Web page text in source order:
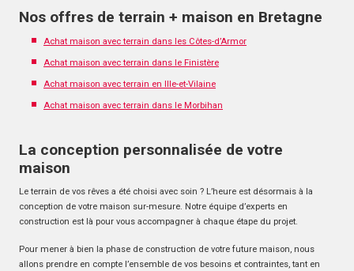
Nos offres de terrain + maison en Bretagne
Achat maison avec terrain dans les Côtes-d’Armor
Achat maison avec terrain dans le Finistère
Achat maison avec terrain en Ille-et-Vilaine
Achat maison avec terrain dans le Morbihan
La conception personnalisée de votre
maison
Le terrain de vos rêves a été choisi avec soin ? L’heure est désormais à la
conception de votre maison sur-mesure. Notre équipe d’experts en
construction est là pour vous accompagner à chaque étape du projet.
Pour mener à bien la phase de construction de votre future maison, nous
allons prendre en compte l’ensemble de vos besoins et contraintes, tant en